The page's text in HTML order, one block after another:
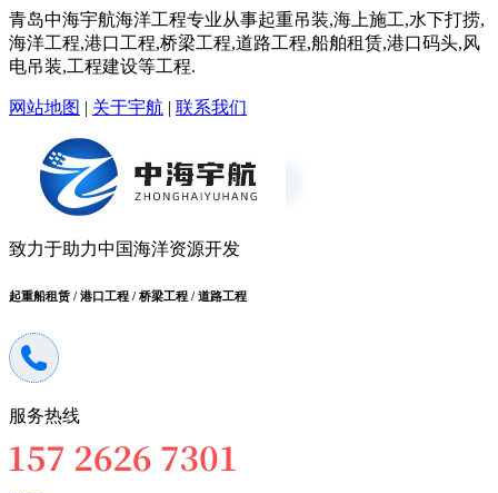
青岛中海宇航海洋工程专业从事起重吊装,海上施工,水下打捞,
海洋工程,港口工程,桥梁工程,道路工程,船舶租赁,港口码头,风
电吊装,工程建设等工程.
网站地图 | 关于宇航 | 联系我们
致力于助力中国海洋资源开发
起重船租赁 / 港口工程 / 桥梁工程 / 道路工程
服务热线